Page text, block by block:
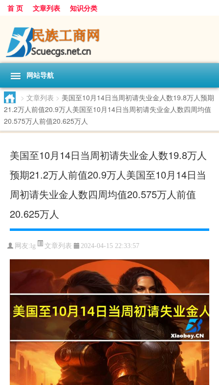
首 页 文章列表 知识分类
网站导航
> 文章列表 > 美国至10月14日当周初请失业金人数19.8万人预期
21.2万人前值20.9万人美国至10月14日当周初请失业金人数四周均值
20.575万人前值20.625万人
美国至10月14日当周初请失业金人数19.8万人
预期21.2万人前值20.9万人美国至10月14日当
周初请失业金人数四周均值20.575万人前值
20.625万人
网友: lg 文章列表 2024-04-15 22:33:57